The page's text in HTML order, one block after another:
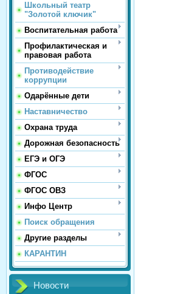
Школьный театр
"Золотой ключик"
Воспитательная работа
Профилактическая и
правовая работа
Противодействие
коррупции
Одарённые дети
Наставничество
Охрана труда
Дорожная безопасность
ЕГЭ и ОГЭ
ФГОС
ФГОС ОВЗ
Инфо Центр
Поиск обращения
Другие разделы
КАРАНТИН
Новости